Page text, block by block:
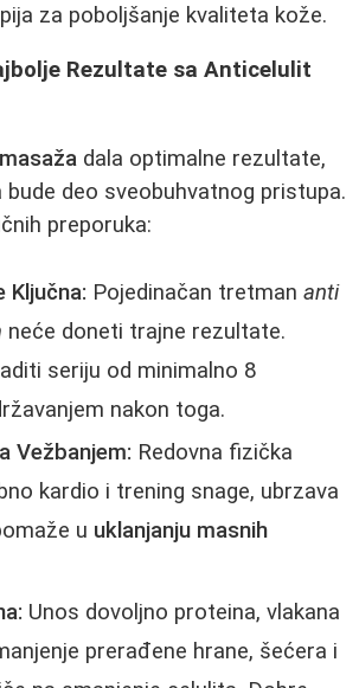
za poboljšanje kvaliteta kože.
Rezultate sa Anticelulit
dala optimalne rezultate,
bude deo sveobuhvatnog pristupa.
preporuka:
Ključna: Pojedinačan tretman anti
neće doneti trajne rezultate.
seriju od minimalno 8
nakon toga.
Vežbanjem: Redovna fizička
kardio i trening snage, ubrzava
u uklanjanju masnih
Unos dovoljno proteina, vlakana
prerađene hrane, šećera i